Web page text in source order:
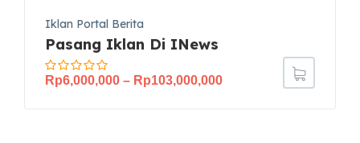
Iklan Portal Berita
Pasang Iklan Di INews
Rp6,000,000 – Rp103,000,000